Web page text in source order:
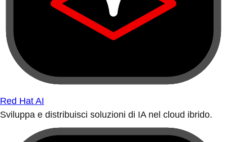
Red Hat AI
Sviluppa e distribuisci soluzioni di IA nel cloud ibrido.